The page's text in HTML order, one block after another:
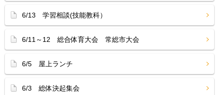
6/13 学習相談(技能教科）
6/11～12 総合体育大会 常総市大会
6/5 屋上ランチ
6/3 総体決起集会